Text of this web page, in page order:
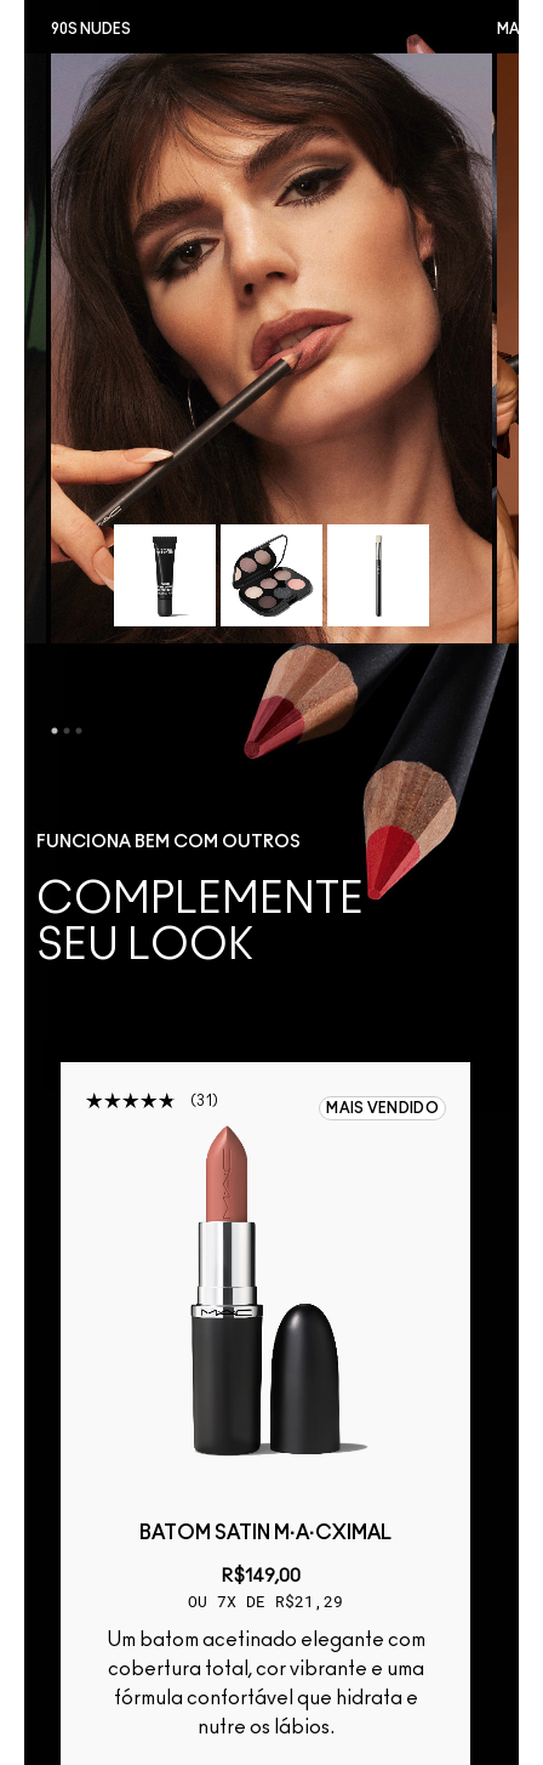
90S NUDES
FUNCIONA BEM COM OUTROS
COMPLEMENTE
SEU LOOK
31 MAIS VENDIDO
BATOM SATIN M·A·CXIMAL
R$149,00
OU 7X DE R$21,29
Um batom acetinado elegante com
cobertura total, cor vibrante e uma
fórmula confortável que hidrata e
nutre os lábios.